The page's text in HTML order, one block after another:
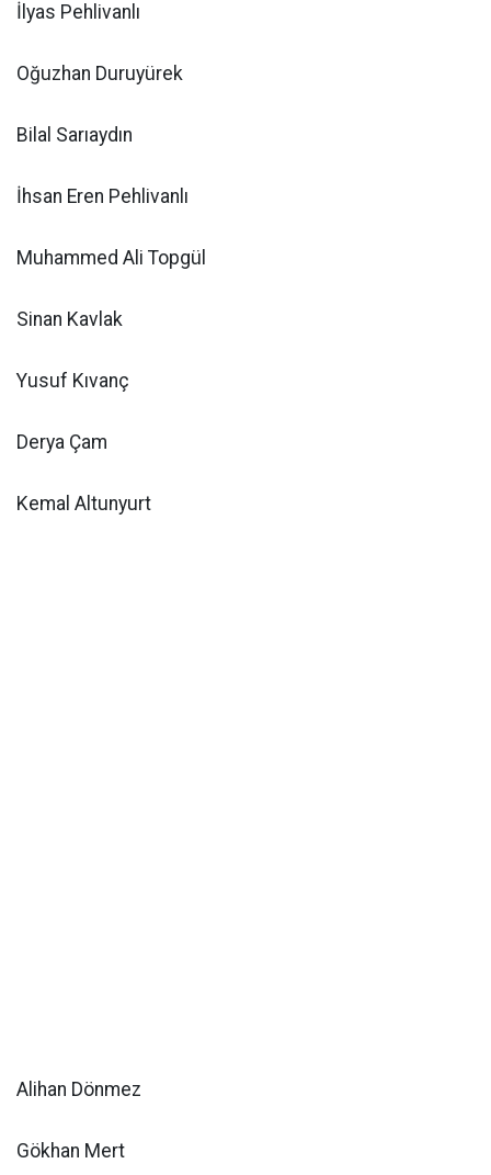
İlyas Pehlivanlı
Oğuzhan Duruyürek
Bilal Sarıaydın
İhsan Eren Pehlivanlı
Muhammed Ali Topgül
Sinan Kavlak
Yusuf Kıvanç
Derya Çam
Kemal Altunyurt
Alihan Dönmez
Gökhan Mert